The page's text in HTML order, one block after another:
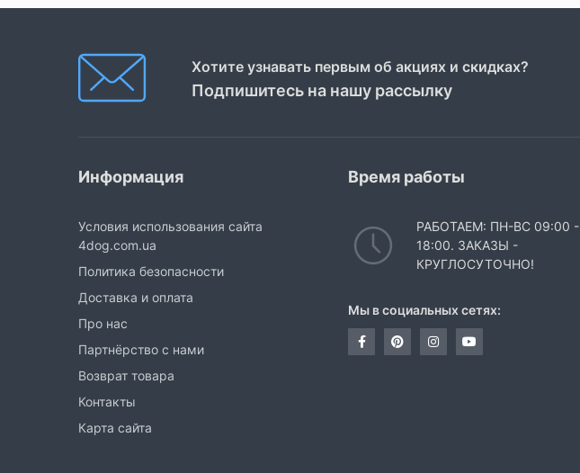
Хотите узнавать первым об акциях и скидках?
Подпишитесь на нашу рассылку
Информация
Условия использования сайта
4dog.com.ua
Политика безопасности
Доставка и оплата
Про нас
Партнёрство с нами
Возврат товара
Контакты
Карта сайта
Время работы
РАБОТАЕМ: ПН-ВС 09:00 -
18:00. ЗАКАЗЫ -
КРУГЛОСУТОЧНО!
Мы в социальных сетях: